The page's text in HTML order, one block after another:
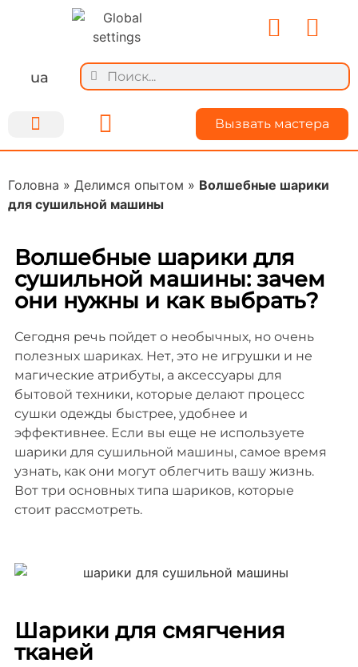
ua
Вызвать мастера
Головна » Делимся опытом » Волшебные шарики
для сушильной машины
Волшебные шарики для
сушильной машины: зачем
они нужны и как выбрать?
Сегодня речь пойдет о необычных, но очень
полезных шариках. Нет, это не игрушки и не
магические атрибуты, а аксессуары для
бытовой техники, которые делают процесс
сушки одежды быстрее, удобнее и
эффективнее. Если вы еще не используете
шарики для сушильной машины, самое время
узнать, как они могут облегчить вашу жизнь.
Вот три основных типа шариков, которые
стоит рассмотреть.
Шарики для смягчения
тканей